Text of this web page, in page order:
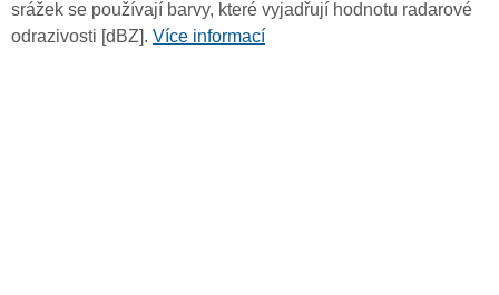
srážek se používají barvy, které vyjadřují hodnotu radarové
odrazivosti [dBZ]. Více informací